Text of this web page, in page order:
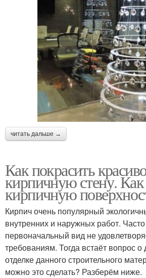
читать дальше →
Как покрасить
кирпичную стену. Как
кирпичную
Кирпич очень популярный
внутренних и наружных работ. Часто
первоначальный вид не
требованиям. Тогда встаёт вопрос о
отделке данного строительного
можно это сделать? Разберём ниже.